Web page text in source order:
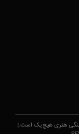
هنری هیچ‌یک است.|